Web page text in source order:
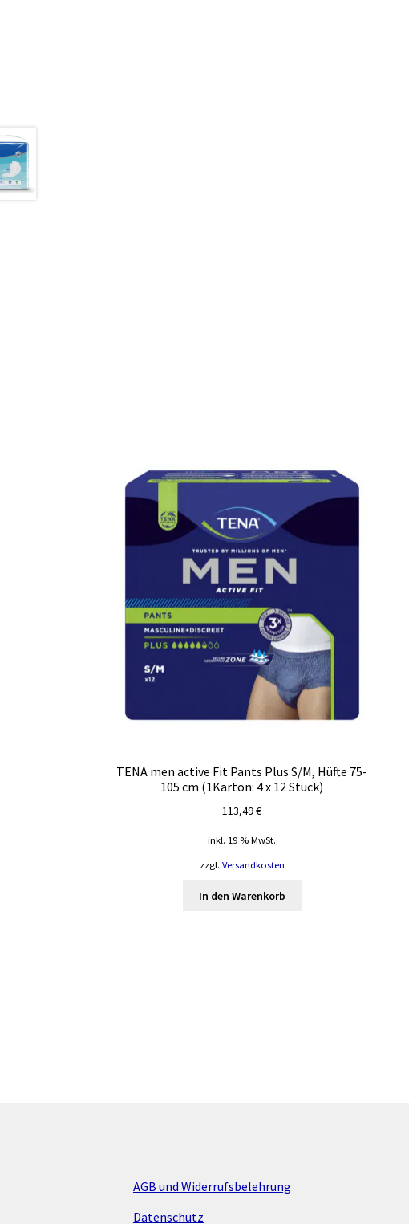
TENA men active Fit Pants Plus S/M, Hüfte 75-
105 cm (1Karton: 4 x 12 Stück)
113,49€
inkl. 19 % MwSt.
zzgl. Versandkosten
In den Warenkorb
AGB und Widerrufsbelehrung
Datenschutz